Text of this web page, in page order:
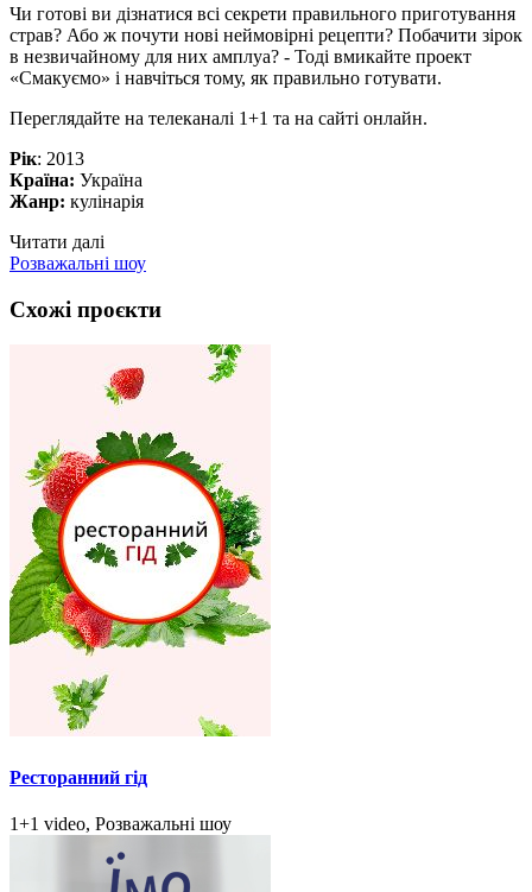
Чи готові ви дізнатися всі секрети правильного приготування
страв? Або ж почути нові неймовірні рецепти? Побачити зірок
в незвичайному для них амплуа? - Тоді вмикайте проект
«Смакуємо» і навчіться тому, як правильно готувати.
Переглядайте на телеканалі 1+1 та на сайті онлайн.
Рік: 2013
Країна: Україна
Жанр: кулінарія
Читати далі
Розважальні шоу
Схожі проєкти
Ресторанний гід
1+1 video, Розважальні шоу